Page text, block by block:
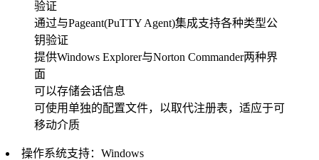
验证
通过与Pageant(PuTTY Agent)集成支持各种类型公
钥验证
提供Windows Explorer与Norton Commander两种界
面
可以存储会话信息
可使用单独的配置文件，以取代注册表，适应于可
移动介质
操作系统支持：Windows